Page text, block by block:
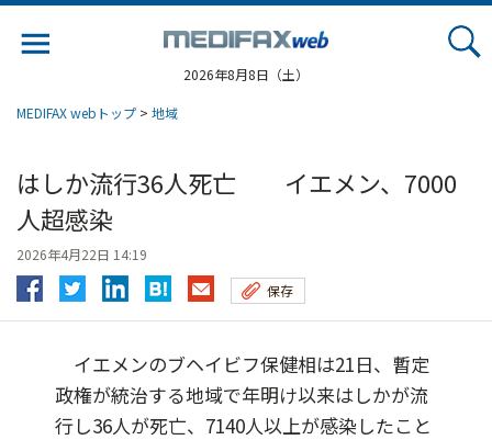
2026年8月8日（土）
MEDIFAX webトップ > 地域
はしか流行36人死亡 イエメン、7000
人超感染
2026年4月22日 14:19
保存
イエメンのブヘイビフ保健相は21日、暫定
政権が統治する地域で年明け以来はしかが流
行し36人が死亡、7140人以上が感染したこと